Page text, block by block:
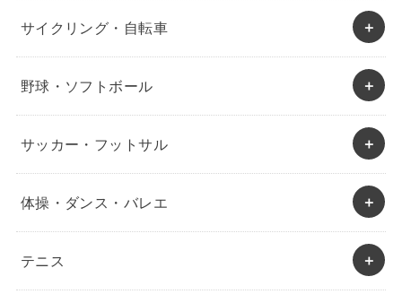
サイクリング・自転車
野球・ソフトボール
サッカー・フットサル
体操・ダンス・バレエ
テニス